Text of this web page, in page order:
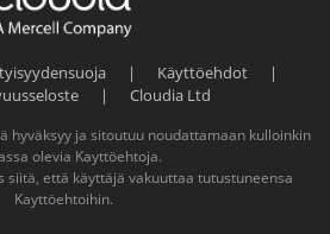
| Käyttöehdot
|
| Cloudia Ltd
hyväksyy ja sitoutuu noudattamaan kulloinkin
olevia Kayttöehtoja.
siitä, että käyttäjä vakuuttaa tutustuneensa
Kayttöehtoihin.